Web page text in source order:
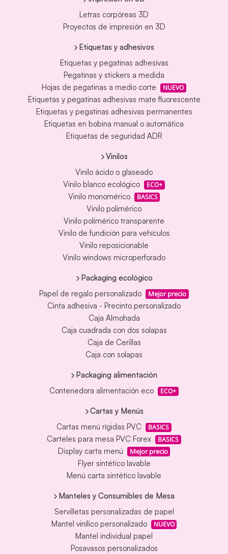
Letras corpóreas 3D
Proyectos de impresión en 3D
Etiquetas y adhesivos
Etiquetas y pegatinas adhesivas
Pegatinas y stickers a medida
Hojas de pegatinas a medio corte
NUEVO
Etiquetas y pegatinas adhesivas mate fluorescente
Etiquetas y pegatinas adhesivas permanentes
Etiquetas en bobina manual o automática
Etiquetas de seguridad ADR
Vinilos
Vinilo ácido o glaseado
Vinilo blanco ecológico
ECO+
Vinilo monomérico BASICS
Vinilo polimérico
Vinilo polimérico transparente
Vinilo de fundición para vehículos
Vinilo reposicionable
Vinilo windows microperforado
Packaging ecológico
Papel de regalo personalizado
Mejor precio
Cinta adhesiva - Precinto personalizado
Caja Almohada
Caja cuadrada con dos solapas
Caja de Cerillas
Caja con solapas
Packaging alimentación
Contenedora alimentación eco
ECO+
Cartas y Menús
Cartas menú rígidas PVC
BASICS
Carteles para mesa PVC Forex BASICS
Display carta menú Mejor precio
Flyer sintético lavable
Menú carta sintético lavable
Manteles y Consumibles de Mesa
Servilletas personalizadas de papel
Mantel vinílico personalizado
NUEVO
Mantel individual papel
Posavasos personalizados